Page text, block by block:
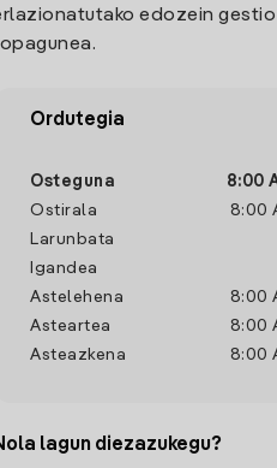
edozein gestio
Ordutegia
Osteguna 8:00
Ostirala
8:00
Larunbata
Igandea
Astelehena
8:00
Asteartea
8:00
Asteazkena
8:00
lagun diezazukegu?